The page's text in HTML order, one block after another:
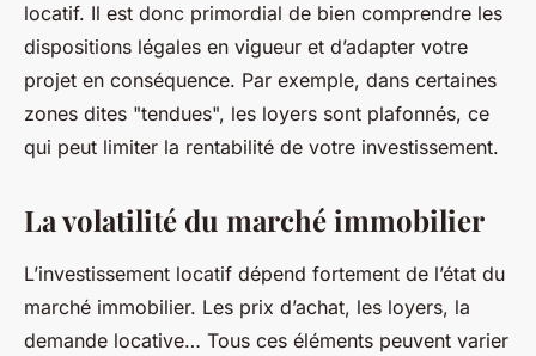
locatif. Il est donc primordial de bien comprendre les
dispositions légales en vigueur et d’adapter votre
projet en conséquence. Par exemple, dans certaines
zones dites "tendues", les loyers sont plafonnés, ce
qui peut limiter la rentabilité de votre investissement.
La volatilité du marché immobilier
L’investissement locatif dépend fortement de l’état du
marché immobilier. Les prix d’achat, les loyers, la
demande locative… Tous ces éléments peuvent varier